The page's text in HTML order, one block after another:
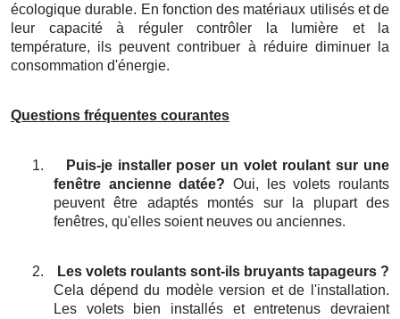
écologique durable. En fonction des matériaux utilisés et de
leur capacité à réguler contrôler la lumière et la
température, ils peuvent contribuer à réduire diminuer la
consommation d'énergie.
Questions fréquentes courantes
1.
Puis-je installer poser un volet roulant sur une
fenêtre ancienne datée? Oui, les volets roulants
peuvent être adaptés montés sur la plupart des
fenêtres, qu'elles soient neuves ou anciennes.
2.
Les volets roulants sont-ils bruyants tapageurs ?
Cela dépend du modèle version et de l'installation.
Les volets bien installés et entretenus devraient